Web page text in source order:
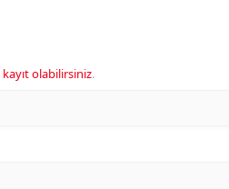
kayıt olabilirsiniz.